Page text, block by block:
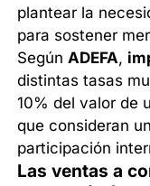
plantear la
para sostener
Según ADEFA,
distintas tasas
10% del valor de
que consideran
participación
Las ventas a